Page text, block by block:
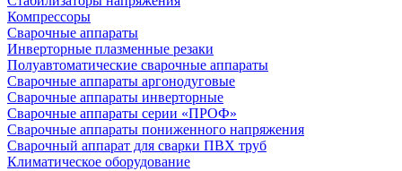
Компрессоры
Сварочные аппараты
Инверторные плазменные резаки
Полуавтоматические сварочные аппараты
Сварочные аппараты аргонодуговые
Сварочные аппараты инверторные
Сварочные аппараты серии «ПРОФ»
Сварочные аппараты пониженного напряжения
Сварочный аппарат для сварки ПВХ труб
Климатическое оборудование